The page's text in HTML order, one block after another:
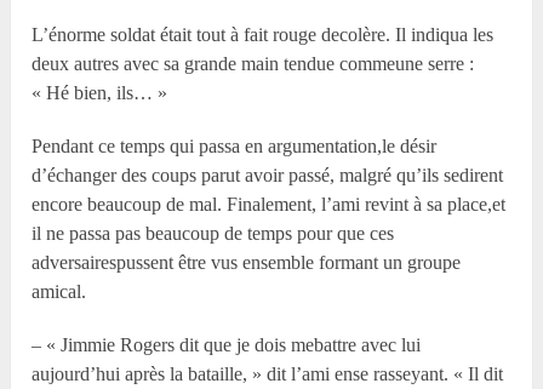
L’énorme soldat était tout à fait rouge decolère. Il indiqua les
deux autres avec sa grande main tendue commeune serre :
« Hé bien, ils… »
Pendant ce temps qui passa en argumentation,le désir
d’échanger des coups parut avoir passé, malgré qu’ils sedirent
encore beaucoup de mal. Finalement, l’ami revint à sa place,et
il ne passa pas beaucoup de temps pour que ces
adversairespussent être vus ensemble formant un groupe
amical.
– « Jimmie Rogers dit que je dois mebattre avec lui
aujourd’hui après la bataille, » dit l’ami ense rasseyant. « Il dit